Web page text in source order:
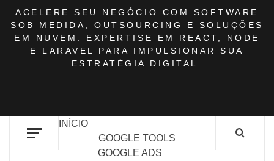
ACELERE SEU NEGÓCIO COM SOFTWARE
SOB MEDIDA, OUTSOURCING E SOLUÇÕES
EM NUVEM. EXPERTISE EM REACT, NODE
E LARAVEL PARA IMPULSIONAR SUA
ESTRATÉGIA DIGITAL.
INÍCIO
GOOGLE TOOLS
GOOGLE ADS